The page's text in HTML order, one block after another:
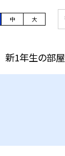
中 大
新1年生の部屋